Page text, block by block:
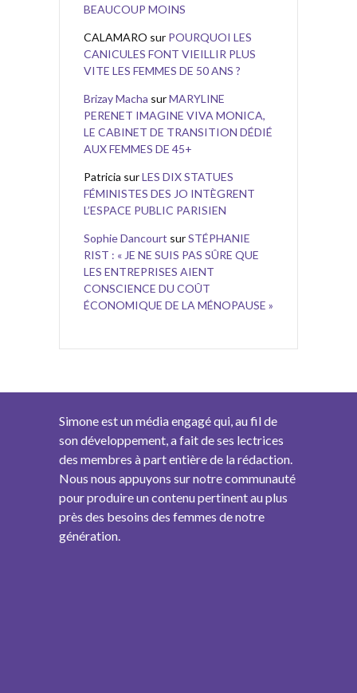
BEAUCOUP MOINS
CALAMARO sur POURQUOI LES
CANICULES FONT VIEILLIR PLUS
VITE LES FEMMES DE 50 ANS ?
Brizay Macha surMARYLINE
PERENET IMAGINE VIVA MONICA,
LE CABINET DE TRANSITION DÉDIÉ
AUX FEMMES DE 45+
Patricia surLES DIX STATUES
FÉMINISTES DES JO INTÈGRENT
L’ESPACE PUBLIC PARISIEN
Sophie Dancourt surSTÉPHANIE
RIST : « JE NE SUIS PAS SÛRE QUE
LES ENTREPRISES AIENT
CONSCIENCE DU COÛT
ÉCONOMIQUE DE LA MÉNOPAUSE »
Simone est un média engagé qui, au fil de
son développement, a fait de ses lectrices
des membres à part entière de la rédaction.
Nous nous appuyons sur notre communauté
pour produire un contenu pertinent au plus
près des besoins des femmes de notre
génération.